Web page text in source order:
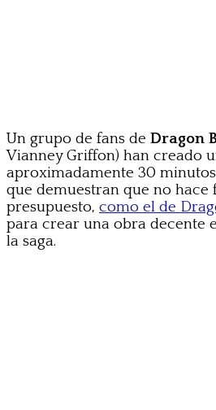
Un grupo de fans de Dragon
Vianney Griffon) han creado
aproximadamente 30
que demuestran que no hace
presupuesto, como el de
para crear una obra decente
la saga.